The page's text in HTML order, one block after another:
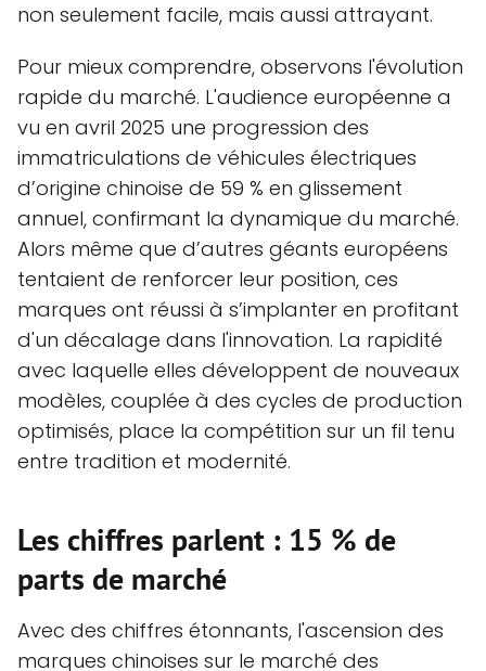
non seulement facile, mais aussi attrayant.
Pour mieux comprendre, observons l'évolution
rapide du marché. L'audience européenne a
vu en avril 2025 une progression des
immatriculations de véhicules électriques
d’origine chinoise de 59 % en glissement
annuel, confirmant la dynamique du marché.
Alors même que d’autres géants européens
tentaient de renforcer leur position, ces
marques ont réussi à s’implanter en profitant
d'un décalage dans l'innovation. La rapidité
avec laquelle elles développent de nouveaux
modèles, couplée à des cycles de production
optimisés, place la compétition sur un fil tenu
entre tradition et modernité.
Les chiffres parlent : 15 % de
parts de marché
Avec des chiffres étonnants, l'ascension des
marques chinoises sur le marché des